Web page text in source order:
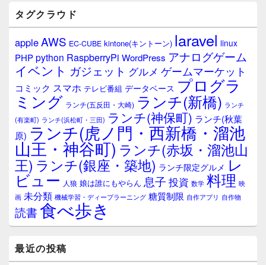
タグクラウド
appleAWS EC-CUBE kintone(キントーン) laravel linux
PHPpython RaspberryPi WordPress アナログゲーム
イベント ガジェット グルメ ゲームマーケット
コミック スマホ テレビ番組 データベース プログラ
ミング ランチ(五反田・大崎) ランチ(新橋) ランチ
(有楽町) ランチ(浜松町・三田) ランチ(神保町) ランチ(秋葉
原) ランチ(虎ノ門・西新橋・溜池
山王・神谷町) ランチ(赤坂・溜池山
王) ランチ(銀座・築地) ランチ限定グルメ レ
ビュー 人狼 娘は誰にもやらん 息子 投資 数学 料理 映
画 未分類 機械学習・ディープラーニング 糖質制限 自作アプリ 自作物
読書食べ歩き
最近の投稿